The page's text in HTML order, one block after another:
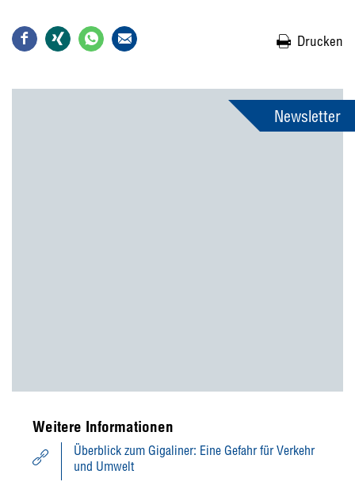
Drucken
Newsletter
Weitere Informationen
Überblick zum Gigaliner: Eine Gefahr für Verkehr
und Umwelt